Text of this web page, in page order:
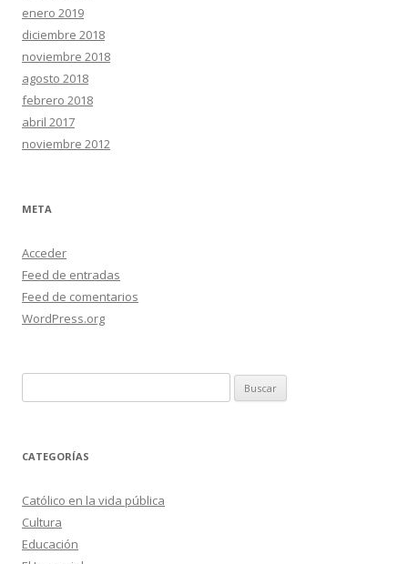
enero 2019
diciembre 2018
noviembre 2018
agosto 2018
febrero 2018
abril 2017
noviembre 2012
META
Acceder
Feed de entradas
Feed de comentarios
WordPress.org
CATEGORÍAS
Católico en la vida pública
Cultura
Educación